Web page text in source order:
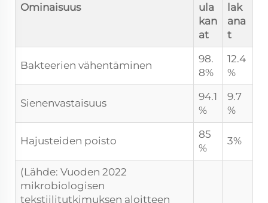
Ominaisuus
ula
kan
at
lak
ana
t
Bakteerien vähentäminen
98.
8%
12.4
%
Sienenvastaisuus
94.1
%
9.7
%
Hajusteiden poisto
85
%
3%
(Lähde: Vuoden 2022
mikrobiologisen
tekstiilitutkimuksen aloitteen